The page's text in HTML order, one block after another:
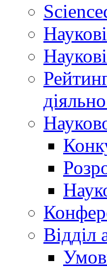
Відділ